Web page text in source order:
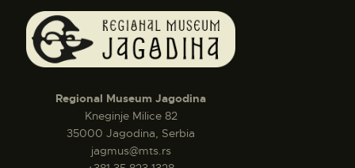
Regional Museum Jagodina
Kneginje Milice 82
35000 Jagodina, Serbia
jagmus@mts.rs